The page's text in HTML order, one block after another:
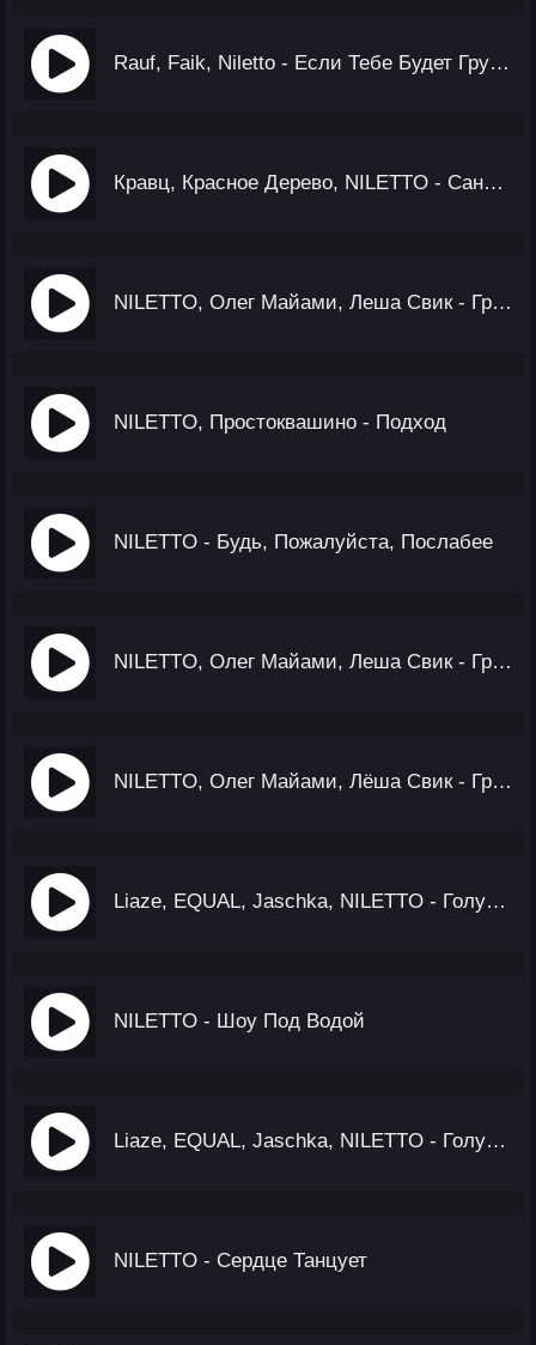
Rauf, Faik, Niletto - Если Тебе Будет Грустно
Кравц, Красное Дерево, NILETTO - Сансара
NILETTO, Олег Майами, Леша Свик - Громче Города (Red Line Radio Remix)
NILETTO, Простоквашино - Подход
NILETTO - Будь, Пожалуйста, Послабее
NILETTO, Олег Майами, Леша Свик - Громче Города (Акустика)
NILETTO, Олег Майами, Лёша Свик - Громче Города (Klaymr Remix)
Liaze, EQUAL, Jaschka, NILETTO - Голубой Вагон
NILETTO - Шоу Под Водой
Liaze, EQUAL, Jaschka, NILETTO - Голубой Вагон (Немецкая версия)
NILETTO - Сердце Танцует